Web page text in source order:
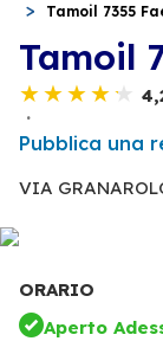
Tamoil 7355
Tamoil
Pubblica una
VIA
ORARIO
Aperto